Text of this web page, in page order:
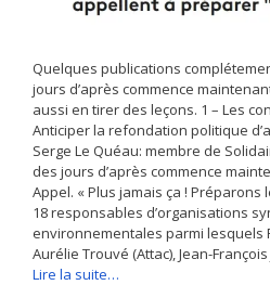
Quelques publications
jours d’après commence
aussi en tirer des leçons. 1 – Les
Anticiper la refondation politique
Serge Le Quéau: membre de
des jours d’après commence
Appel. « Plus jamais ça ! Préparons
18 responsables d’organisations
environnementales parmi lesquels
Aurélie Trouvé (Attac), Jean-
Lire la suite…